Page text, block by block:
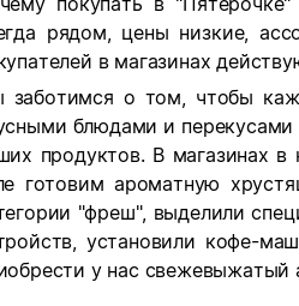
рядом, цены низкие,
в магазинах
заботимся о том, чтобы
блюдами и
продуктов. В магазинах
готовим ароматную
"фреш", выделили
установили кофе-
у нас